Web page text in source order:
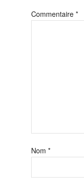
Commentaire *
Nom *